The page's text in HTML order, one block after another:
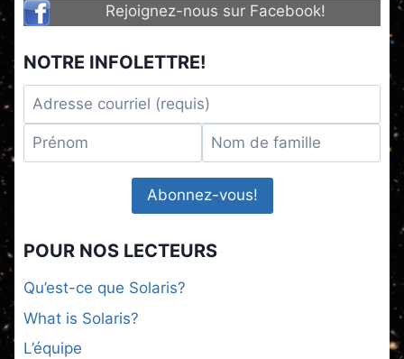
Rejoignez-nous sur Facebook!
NOTRE INFOLETTRE!
POUR NOS LECTEURS
Qu’est-ce que Solaris?
What is Solaris?
L’équipe